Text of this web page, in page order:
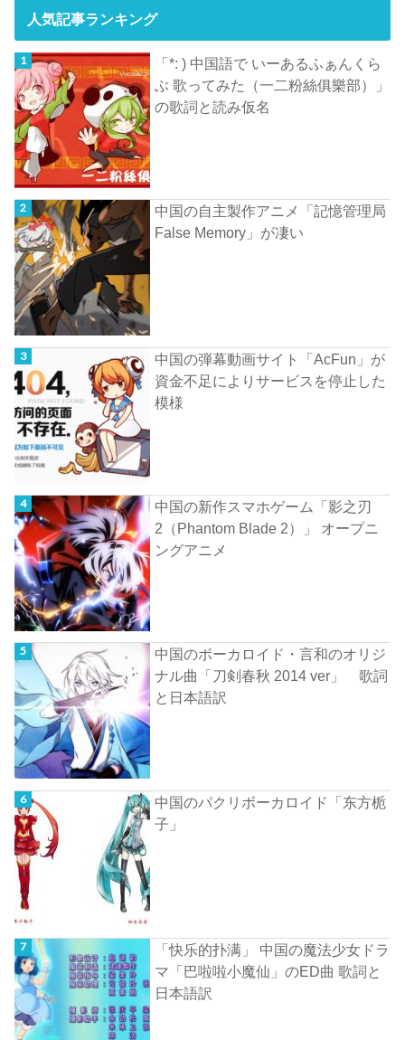
人気記事ランキング
「*: ) 中国語で いーあるふぁんくら
ぶ 歌ってみた（一二粉絲俱樂部）」
の歌詞と読み仮名
中国の自主製作アニメ「記憶管理局
False Memory」が凄い
中国の弾幕動画サイト「AcFun」が
資金不足によりサービスを停止した
模様
中国の新作スマホゲーム「影之刃
2（Phantom Blade 2）」 オープニ
ングアニメ
中国のボーカロイド・言和のオリジ
ナル曲「刀剣春秋 2014 ver」 歌詞
と日本語訳
中国のパクリボーカロイド「东方栀
子」
「快乐的扑满」 中国の魔法少女ドラ
マ「巴啦啦小魔仙」のED曲 歌詞と
日本語訳